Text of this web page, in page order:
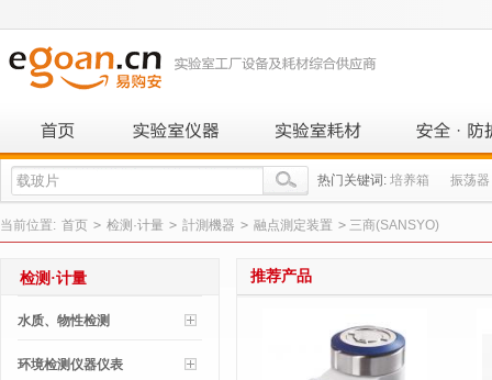
热门关键词: 培养箱 振荡器
当前位置: 首页 > 检测·计量 > 計測機器 > 融点測定装置 > 三商(SANSYO)
推荐产品
检测·计量
水质、物性检测
环境检测仪器仪表